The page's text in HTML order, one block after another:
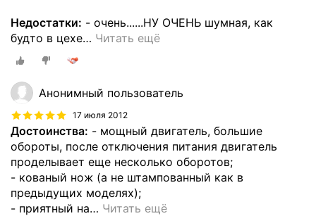
Недостатки: - очень......НУ ОЧЕНЬ шумная, как
будто в цехе… Читать ещё
Анонимный пользователь
17 июля 2012
Достоинства: - мощный двигатель, большие
обороты, после отключения питания двигатель
проделывает еще несколько оборотов;
- кованый нож (а не штампованный как в
предыдущих моделях);
- приятный на… Читать ещё